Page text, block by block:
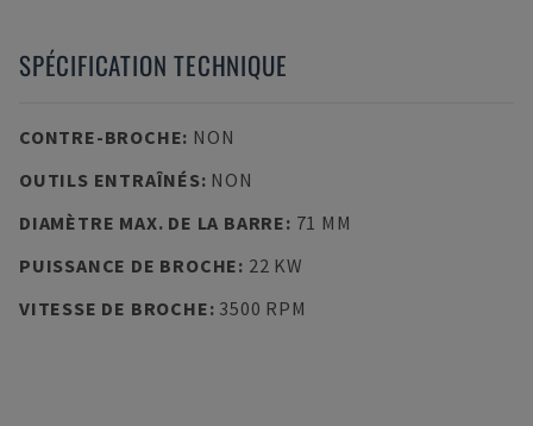
SPÉCIFICATION TECHNIQUE
CONTRE-BROCHE: NON
OUTILS ENTRAÎNÉS: NON
DIAMÈTRE MAX. DE LA BARRE: 71 MM
PUISSANCE DE BROCHE: 22 KW
VITESSE DE BROCHE: 3500 RPM